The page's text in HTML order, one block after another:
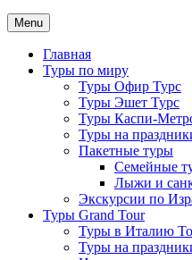
Menu
Главная
Туры по миру
Туры Офир Турс
Туры Эшет Турс
Туры Каспи-
Туры на
Пакетные туры
Семейные
Лыжи и
Экскурсии по
Туры Grand Tour
Туры в Италию
Туры на